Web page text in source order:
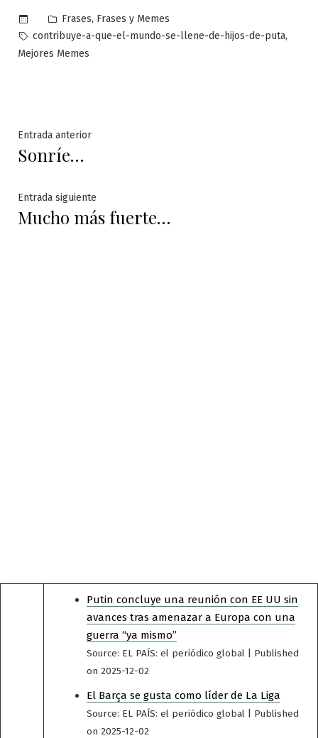
Publicado
en
Frases, Frases y Memes
Etiquetas:
contribuye-a-que-el-mundo-se-llene-de-hijos-de-puta,
Mejores Memes
Navegación
de
entradas
Entrada anteriorEntrada
Sonríe…
Entrada siguiente
siguiente:
Mucho más fuerte…
Putin concluye una reunión con EE UU sin
avances tras amenazar a Europa con una
guerra “ya mismo”
Source: EL PAÍS: el periódico global
Published
on 2025-12-02
El Barça se gusta como líder de La Liga
Source: EL PAÍS: el periódico global
Published
on 2025-12-02